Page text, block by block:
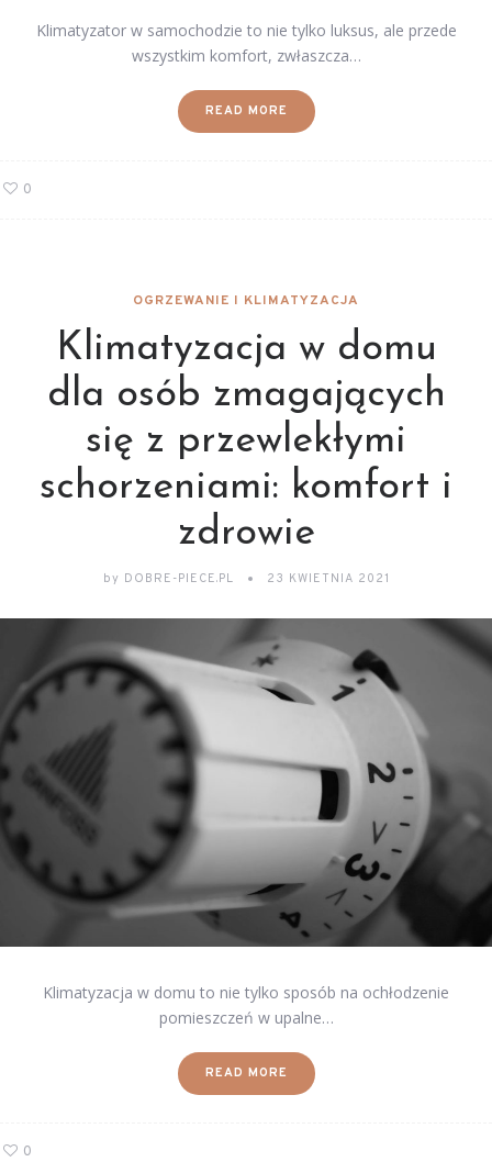
Klimatyzator w samochodzie to nie tylko luksus, ale przede
wszystkim komfort, zwłaszcza…
READ MORE
0
OGRZEWANIE I KLIMATYZACJA
Klimatyzacja w domu
dla osób zmagających
się z przewlekłymi
schorzeniami: komfort i
zdrowie
by DOBRE-PIECE.PL 23 KWIETNIA 2021
Klimatyzacja w domu to nie tylko sposób na ochłodzenie
pomieszczeń w upalne…
READ MORE
0